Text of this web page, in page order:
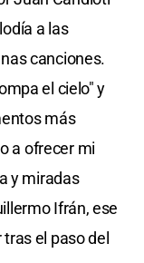
a las
canciones.
el cielo" y
más
a ofrecer mi
y miradas
Ifrán, ese
el paso del